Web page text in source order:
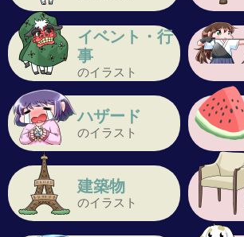
イベント・行
事
のイラスト
ハザード
のイラスト
建築物
のイラスト